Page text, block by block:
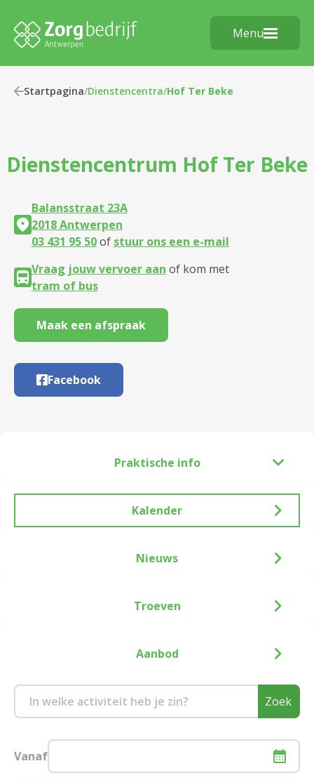
Menu
Startpagina/Dienstencentra/Hof Ter Beke
Dienstencentrum Hof Ter Beke
Balansstraat 23A
2018 Antwerpen
03 431 95 50of stuur ons een e-mail
Vraag jouw vervoer aan of kom met
tram of bus
Maak een afspraak
Facebook
Praktische info
Kalender
Zoek
Vanaf
Nieuws
Troeven
Aanbod